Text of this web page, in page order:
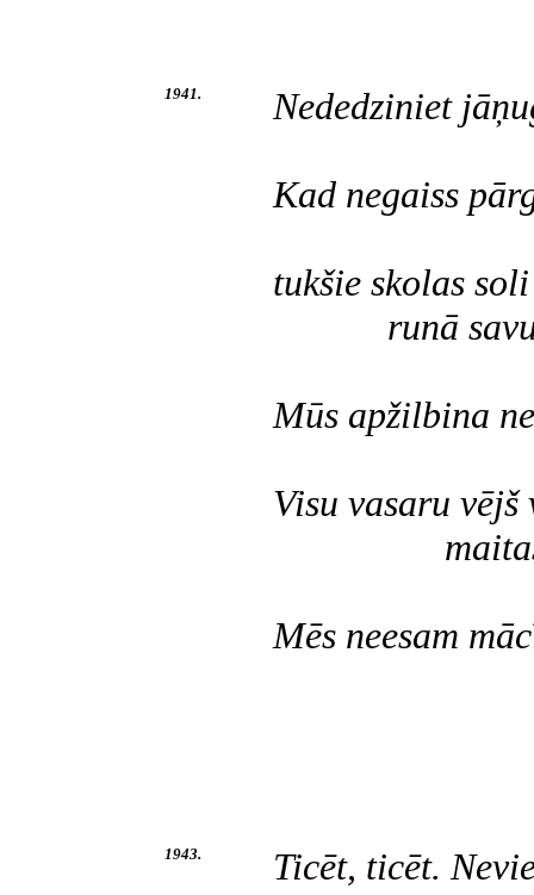
1941. Nededziniet
Kad negaiss
tukšie skolas
runā savu
Mūs apžilbina
Visu vasaru vējš
maitas
Mēs neesam
1943.
Ticēt, ticēt.